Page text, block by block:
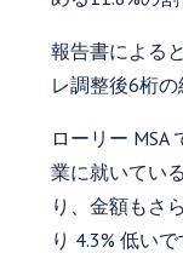
報告書による
レ調整後6桁の
ローリー MSA
業に就いてい
り、金額もさ
り 4.3% 低いで